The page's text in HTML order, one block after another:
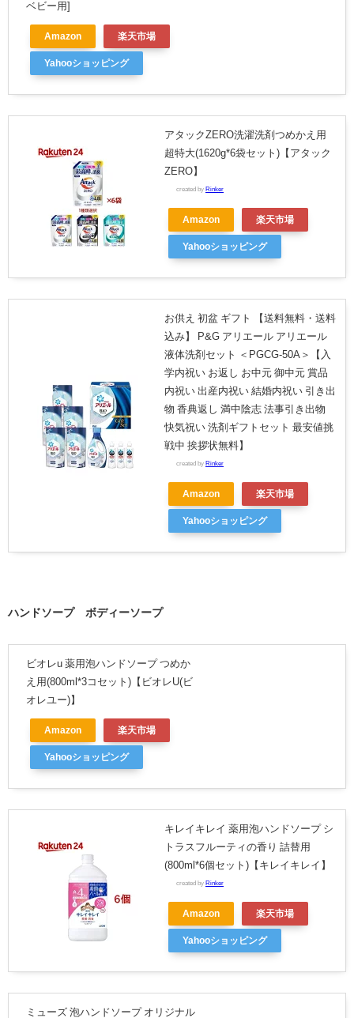
ベビー用]
Amazon 楽天市場
Yahooショッピング
アタックZERO洗濯洗剤つめかえ用
超特大(1620g*6袋セット)【アタック
ZERO】
created by Rinker
Amazon 楽天市場
Yahooショッピング
お供え 初盆 ギフト 【送料無料・送料
込み】 P&G アリエール アリエール
液体洗剤セット ＜PGCG-50A＞【入
学内祝い お返し お中元 御中元 賞品
内祝い 出産内祝い 結婚内祝い 引き出
物 香典返し 満中陰志 法事引き出物
快気祝い 洗剤ギフトセット 最安値挑
戦中 挨拶状無料】
created by Rinker
Amazon 楽天市場
Yahooショッピング
ハンドソープ ボディーソープ
ビオレu 薬用泡ハンドソープ つめか
え用(800ml*3コセット)【ビオレU(ビ
オレユー)】
Amazon 楽天市場
Yahooショッピング
キレイキレイ 薬用泡ハンドソープ シ
トラスフルーティの香り 詰替用
(800ml*6個セット)【キレイキレイ】
created by Rinker
Amazon 楽天市場
Yahooショッピング
ミューズ 泡ハンドソープ オリジナル